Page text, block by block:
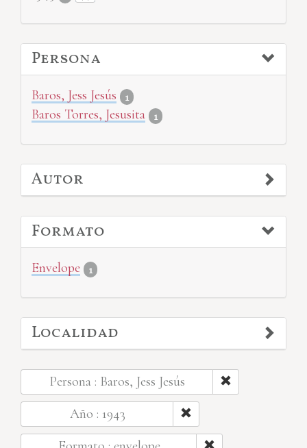
Persona
Baros, Jess Jesús 1
Baros Torres, Jesusita 1
Autor
Formato
Envelope 1
Localidad
Persona : Baros, Jess Jesús
Año : 1943